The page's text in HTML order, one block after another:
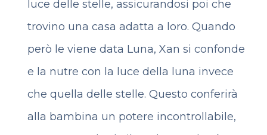
luce delle stelle, assicurandosi poi che
trovino una casa adatta a loro. Quando
però le viene data Luna, Xan si confonde
e la nutre con la luce della luna invece
che quella delle stelle. Questo conferirà
alla bambina un potere incontrollabile,